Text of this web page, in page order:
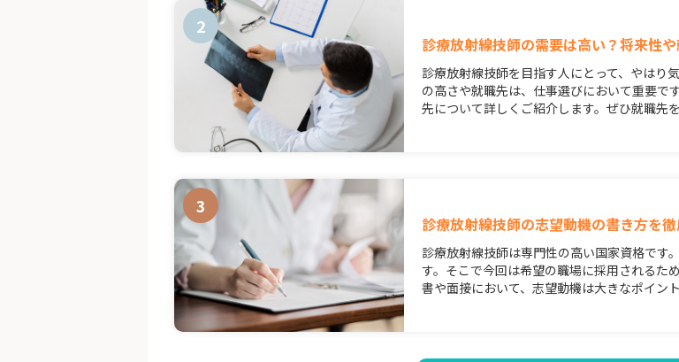
診療放射線技師の需要は高い？将来性
診療放射線技師を目指す人にとって、やはり
の高さや就職先は、仕事選びにおいて重要で
先について詳しくご紹介します。ぜひ就職先
診療放射線技師の志望動機の書き方を
診療放射線技師は専門性の高い国家資格です
す。そこで今回は希望の職場に採用されるた
書や面接において、志望動機は大きなポイン